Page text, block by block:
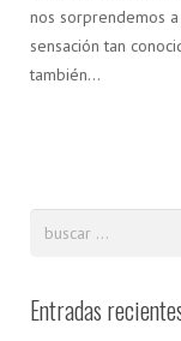
nos sorprendemos
sensación tan
también…
Entradas